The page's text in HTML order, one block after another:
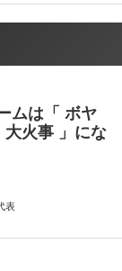
は「 ボヤ
大火事 」にな
表